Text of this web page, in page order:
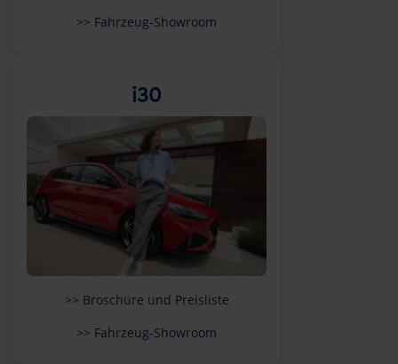
>> Fahrzeug-Showroom
i30
>> Broschüre und Preisliste
>> Fahrzeug-Showroom